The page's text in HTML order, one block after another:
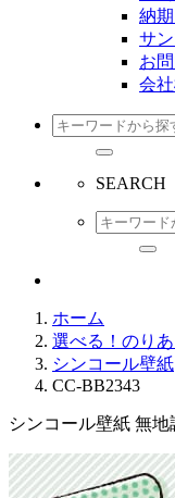
納
サ
お
会
SEARCH
ホーム
選べる！のり
シンコール壁紙
CC-BB2343
シンコール壁紙 無地